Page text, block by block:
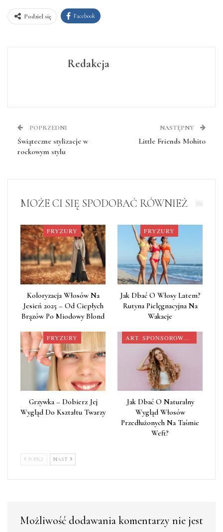
Podziel się Facebook
Redakcja
POPRZEDNI
Świąteczne stylizacje w
rockowym stylu
NASTĘPNY
Little Friends Mohito
MOŻE CI SIĘ SPODOBAĆ RÓWNIEŻ
FRYZURY
Koloryzacja Włosów Na
Jesień 2025 – Od Ciepłych
Brązów Po Miodowy Blond
FRYZURY
Jak Dbać O Włosy Latem?
Rutyna Pielęgnacyjna Na
Wakacje
FRYZURY
Grzywka – Dobierz Jej
Wygląd Do Kształtu Twarzy
Jak Dbać O Naturalny
Wygląd Włosów
Przedłużonych Na Taśmie
Weft?
POPRZ NAST
Możliwość dodawania komentarzy nie jest